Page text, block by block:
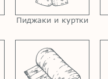
Пиджаки и куртки